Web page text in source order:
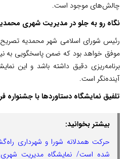
چالش‌های موجود است.
نگاه رو به جلو در مدیریت شهری
رئیس شورای اسلامی شهر محمدیه
موفق خواهد بود که ضمن پاسخگویی به
برنامه‌ریزی دقیق داشته باشد و این
آینده‌نگر است.
تلفیق نمایشگاه دستاوردها با
بیشتر بخوانید:
حرکت همدلانه شورا و شهرداری
شده است/ نمایشگاه مدیریت